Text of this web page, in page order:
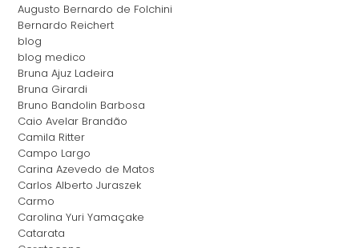
Augusto Bernardo de Folchini
Bernardo Reichert
blog
blog medico
Bruna Ajuz Ladeira
Bruna Girardi
Bruno Bandolin Barbosa
Caio Avelar Brandão
Camila Ritter
Campo Largo
Carina Azevedo de Matos
Carlos Alberto Juraszek
Carmo
Carolina Yuri Yamaçake
Catarata